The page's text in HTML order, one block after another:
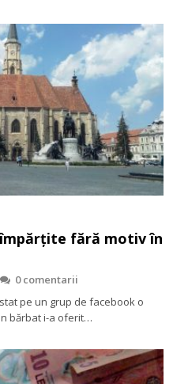
fără motiv în
0 comentarii
pe un grup de facebook o
bărbat i-a oferit…